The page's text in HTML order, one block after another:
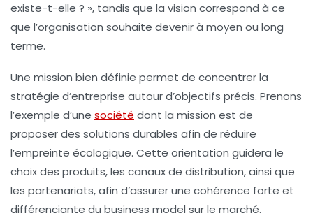
existe-t-elle ? », tandis que la vision correspond à ce
que l’organisation souhaite devenir à moyen ou long
terme.
Une mission bien définie permet de concentrer la
stratégie d’entreprise autour d’objectifs précis. Prenons
l’exemple d’une société dont la mission est de
proposer des solutions durables afin de réduire
l’empreinte écologique. Cette orientation guidera le
choix des produits, les canaux de distribution, ainsi que
les partenariats, afin d’assurer une cohérence forte et
différenciante du business model sur le marché.